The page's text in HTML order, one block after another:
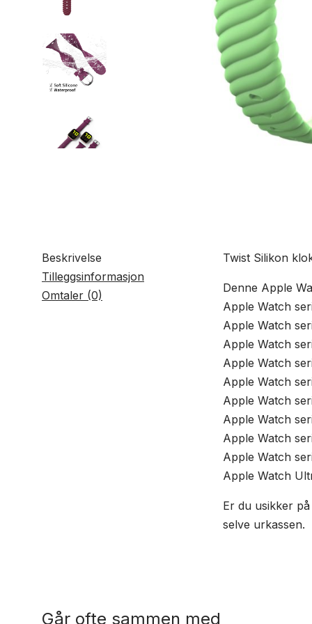
Beskrivelse
Tilleggsinformasjon
Omtaler (0)
Twist Silikon
Denne Apple
Apple Watch
Apple Watch
Apple Watch
Apple Watch
Apple Watch
Apple Watch
Apple Watch
Apple Watch
Apple Watch
Apple Watch
Er du usikker
selve urkassen.
Går ofte sammen med